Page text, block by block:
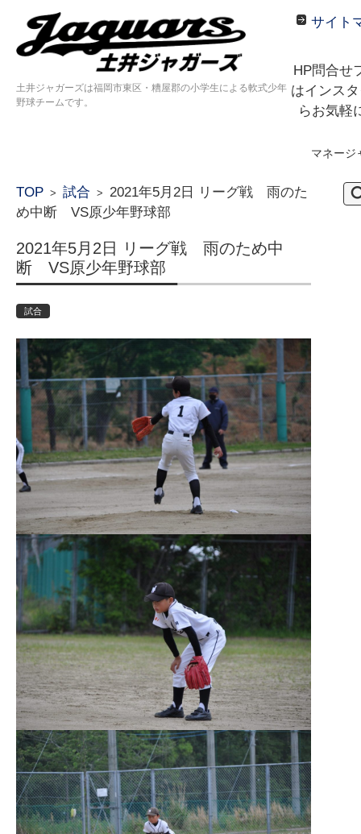
土井ジャガーズは福岡市東区・糟屋郡の小学生による軟式少年
野球チームです。
サイト
HP問合せ
はインス
らお気軽
マネー
TOP > 試合 > 2021年5月2日 リーグ戦 雨のた
め中断 VS原少年野球部
2021年5月2日 リーグ戦 雨のため中
断 VS原少年野球部
試合
検
索: